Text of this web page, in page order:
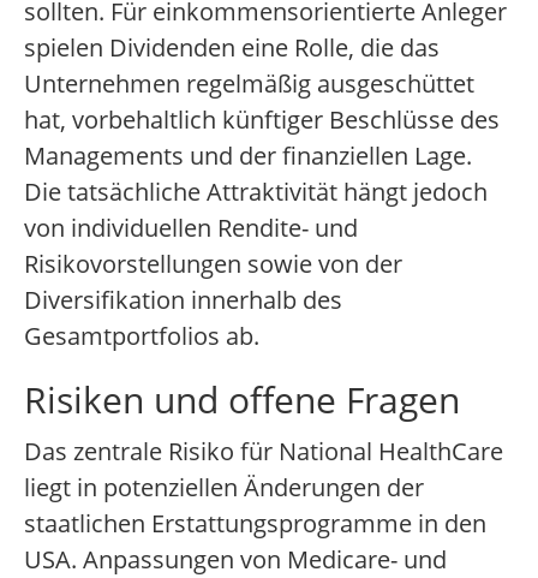
sollten. Für einkommensorientierte Anleger
spielen Dividenden eine Rolle, die das
Unternehmen regelmäßig ausgeschüttet
hat, vorbehaltlich künftiger Beschlüsse des
Managements und der finanziellen Lage.
Die tatsächliche Attraktivität hängt jedoch
von individuellen Rendite- und
Risikovorstellungen sowie von der
Diversifikation innerhalb des
Gesamtportfolios ab.
Risiken und offene Fragen
Das zentrale Risiko für National HealthCare
liegt in potenziellen Änderungen der
staatlichen Erstattungsprogramme in den
USA. Anpassungen von Medicare- und